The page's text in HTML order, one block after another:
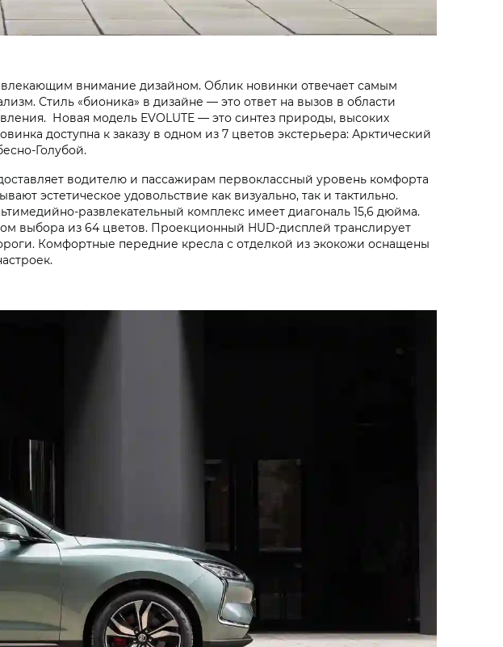
внимание дизайном. Облик новинки отвечает самым
Стиль «бионика» в дизайне — это ответ на вызов в области
Новая модель EVOLUTE — это синтез природы, высоких
доступна к заказу в одном из 7 цветов экстерьера: Арктический
Голубой.
водителю и пассажирам первоклассный уровень комфорта
эстетическое удовольствие как визуально, так и тактильно.
развлекательный комплекс имеет диагональ 15,6 дюйма.
выбора из 64 цветов. Проекционный HUD-дисплей транслирует
Комфортные передние кресла с отделкой из экокожи оснащены